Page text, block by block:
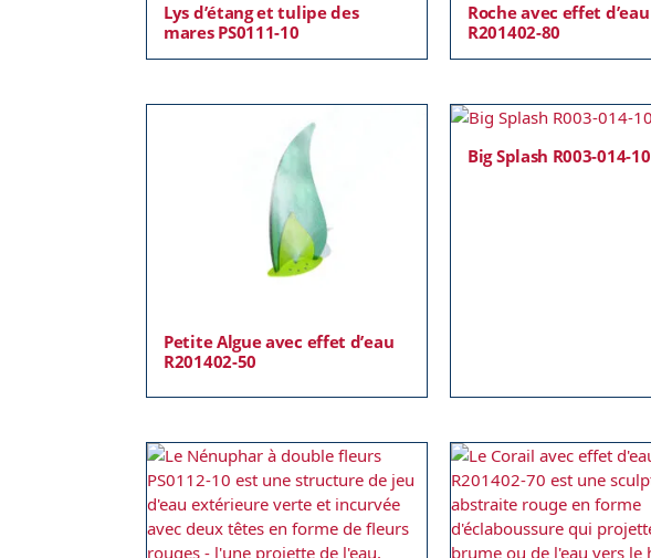
Lys d’étang et tulipe des
mares PS0111-10
Roche avec effet d’eau
R201402-80
Petite Algue avec effet d’eau
R201402-50
Big Splash R003-014-10